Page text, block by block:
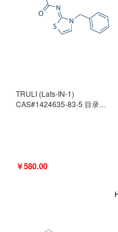
TRULI (Lats-IN-1)
CAS#1424635-83-5 目录号
￥580.00